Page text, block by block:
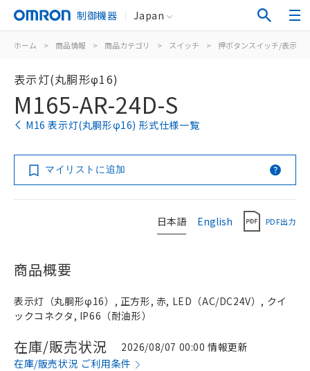
制御機器 Japan
ホーム > 商品情報 > 商品カテゴリ > スイッチ > 押ボタンスイッチ/表示灯
表示灯(丸胴形φ16)
M165-AR-24D-S
M16 表示灯(丸胴形φ16) 形式仕様一覧
マイリストに追加
日本語 English PDF出力
商品概要
表示灯（丸胴形φ16）, 正方形, 赤, LED（AC/DC24V）, クイ
ックコネクタ, IP66（耐油形）
在庫/販売状況
2026/08/07 00:00 情報更新
在庫/販売状況 ご利用条件